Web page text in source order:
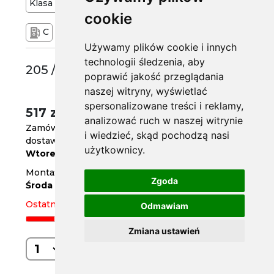
cookie
Używamy plików cookie i innych
technologii śledzenia, aby
poprawić jakość przeglądania
naszej witryny, wyświetlać
spersonalizowane treści i reklamy,
analizować ruch w naszej witrynie
i wiedzieć, skąd pochodzą nasi
użytkownicy.
Zgoda
Odmawiam
Zmiana ustawień
Klasa Premium 93 W
C
205 /50 R17
517 zł
Zamów do
godz. 14
dostawa za 3 dni
Wtorek
Montaż w serwisie za 4 dni
Środa
Ostatnia sztuka